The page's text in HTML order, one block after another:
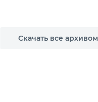
Скачать все архивом